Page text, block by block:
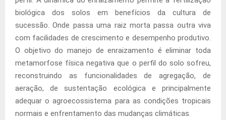
biológica dos solos em benefícios da cultura de
sucessão. Onde passa uma raiz morta passa outra viva
com facilidades de crescimento e desempenho produtivo.
O objetivo do manejo de enraizamento é eliminar toda
metamorfose física negativa que o perfil do solo sofreu,
reconstruindo as funcionalidades de agregação, de
aeração, de sustentação ecológica e principalmente
adequar o agroecossistema para as condições tropicais
normais e enfrentamento das mudanças climáticas.